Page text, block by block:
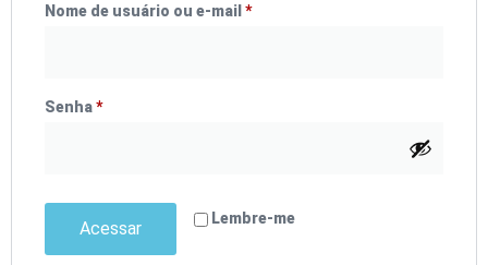
Nome de usuário ou e-mail *
Senha*
Lembre-me
Acessar